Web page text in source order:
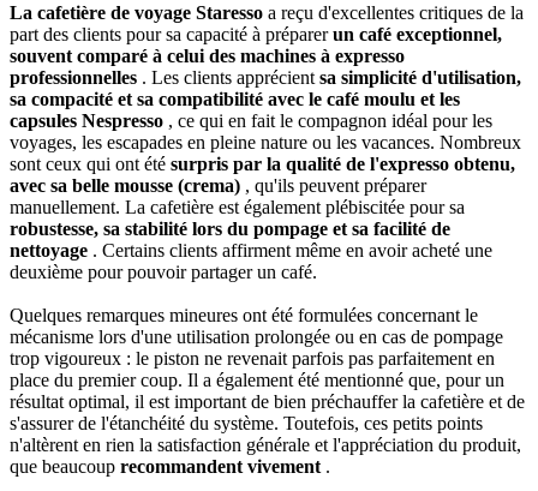
La cafetière de voyage Staresso a reçu d'excellentes critiques de la
part des clients pour sa capacité à préparerun café exceptionnel,
souvent comparé à celui des machines à expresso
professionnelles . Les clients apprécient sa simplicité d'utilisation,
sa compacité et sa compatibilité avec le café moulu et les
capsules Nespresso , ce qui en fait le compagnon idéal pour les
voyages, les escapades en pleine nature ou les vacances. Nombreux
sont ceux qui ont été surpris par la qualité de l'expresso obtenu,
avec sa belle mousse (crema) , qu'ils peuvent préparer
manuellement. La cafetière est également plébiscitée pour sa
robustesse, sa stabilité lors du pompage et sa facilité de
nettoyage . Certains clients affirment même en avoir acheté une
deuxième pour pouvoir partager un café.
Quelques remarques mineures ont été formulées concernant le
mécanisme lors d'une utilisation prolongée ou en cas de pompage
trop vigoureux : le piston ne revenait parfois pas parfaitement en
place du premier coup. Il a également été mentionné que, pour un
résultat optimal, il est important de bien préchauffer la cafetière et de
s'assurer de l'étanchéité du système. Toutefois, ces petits points
n'altèrent en rien la satisfaction générale et l'appréciation du produit,
que beaucoup recommandent vivement .